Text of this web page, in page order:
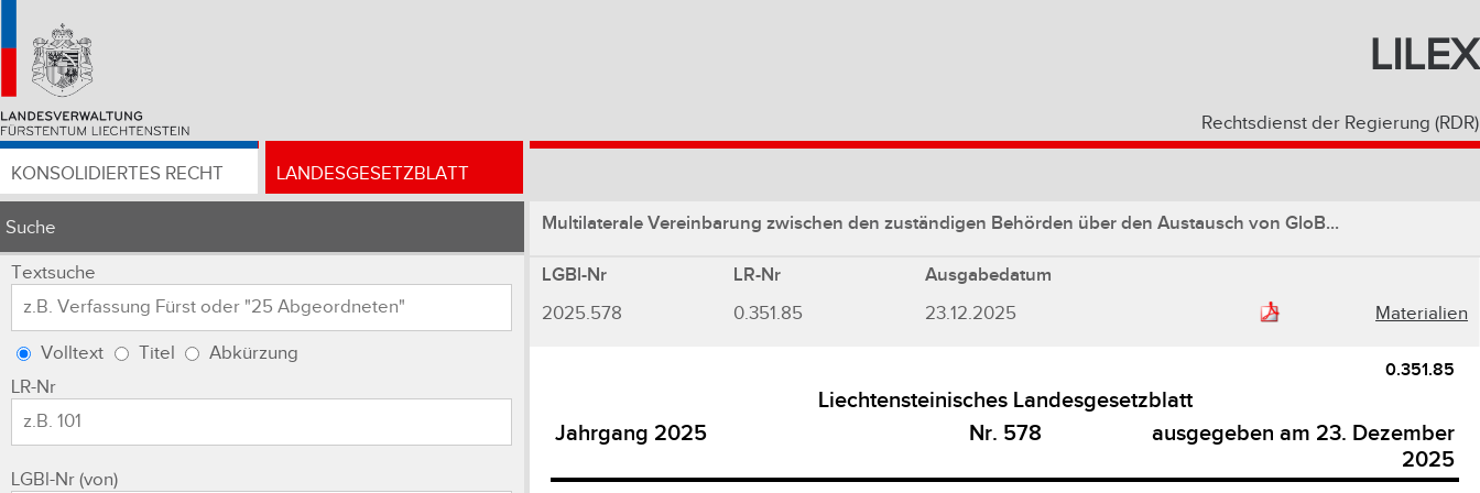
LILEX
Rechtsdienst der Regierung (RDR)
KONSOLIDIERTES RECHT LANDESGESETZBLATT
Suche
Textsuche
Volltext Titel
Abkürzung
LR-Nr
LGBl-Nr (von)
Multilaterale Vereinbarung zwischen den zuständigen Behörden über den Austausch von GloB...
LGBl-Nr LR-Nr Ausgabedatum
2025.578 0.351.85 23.12.2025 Materialien